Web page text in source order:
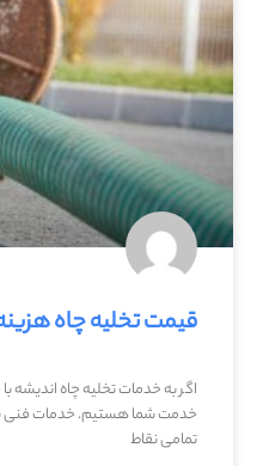
قیمت تخلیه چاه
اگر به خدمات تخلیه چاه اندیشه
خدمت شما هستیم. خدمات فنی
تمامی نقاط